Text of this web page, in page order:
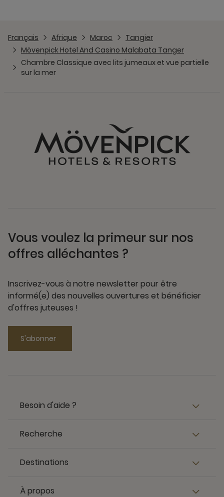
Français Afrique Maroc
Tangier
Mövenpick Hotel And Casino Malabata Tanger
Chambre Classique avec lits jumeaux et vue partielle
sur la mer
Vous voulez la primeur sur nos
offres alléchantes ?
Inscrivez-vous à notre newsletter pour être
informé(e) des nouvelles ouvertures et bénéficier
d'offres juteuses !
S'abonner
Besoin d'aide ?
Recherche
Destinations
À propos